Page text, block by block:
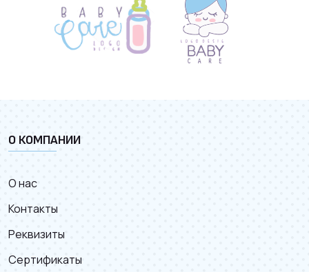
О КОМПАНИИ
О нас
Контакты
Реквизиты
Сертификаты